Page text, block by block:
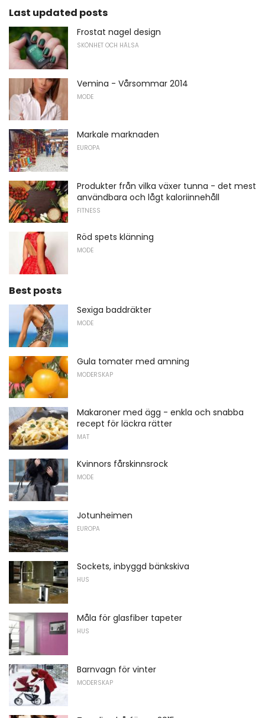
Last updated posts
Frostat nagel design
SKÖNHET OCH HÄLSA
Vemina - Vårsommar 2014
MODE
Markale marknaden
EUROPA
Produkter från vilka växer tunna - det mest
användbara och lågt kaloriinnehåll
FITNESS
Röd spets klänning
MODE
Best posts
Sexiga baddräkter
MODE
Gula tomater med amning
MODERSKAP
Makaroner med ägg - enkla och snabba
recept för läckra rätter
MAT
Kvinnors fårskinnsrock
MODE
Jotunheimen
EUROPA
Sockets, inbyggd bänkskiva
HUS
Måla för glasfiber tapeter
HUS
Barnvagn för vinter
MODERSKAP